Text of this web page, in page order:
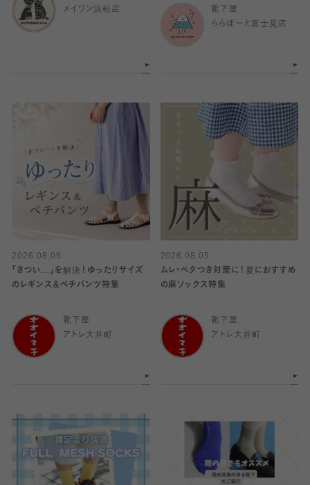
メイワン浜松店
靴下屋
ららぽーと富士見店
2026.08.05
「きつい…」を解決！ゆったりサイズ
のレギンス＆ペチパンツ特集
靴下屋
アトレ大井町
2026.08.05
ムレ・ベタつき対策に！夏におすすめ
の麻ソックス特集
靴下屋
アトレ大井町